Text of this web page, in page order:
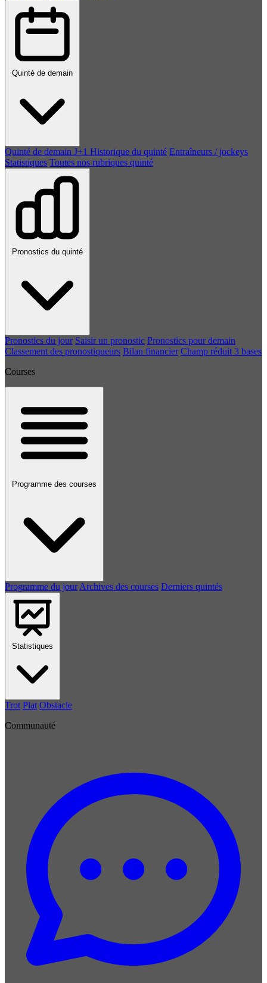
Quinté de demain
Quinté de demain J+1 Historique du quinté Entraîneurs / jockeys
Statistiques Toutes nos rubriques quinté
Pronostics du quinté
Pronostics du jour Saisir un pronostic Pronostics pour demain
Classement des pronostiqueurs Bilan financier Champ réduit 3 bases
Courses
Programme des courses
Programme du jour Archives des courses Derniers quintés
Statistiques
Trot Plat Obstacle
Communauté